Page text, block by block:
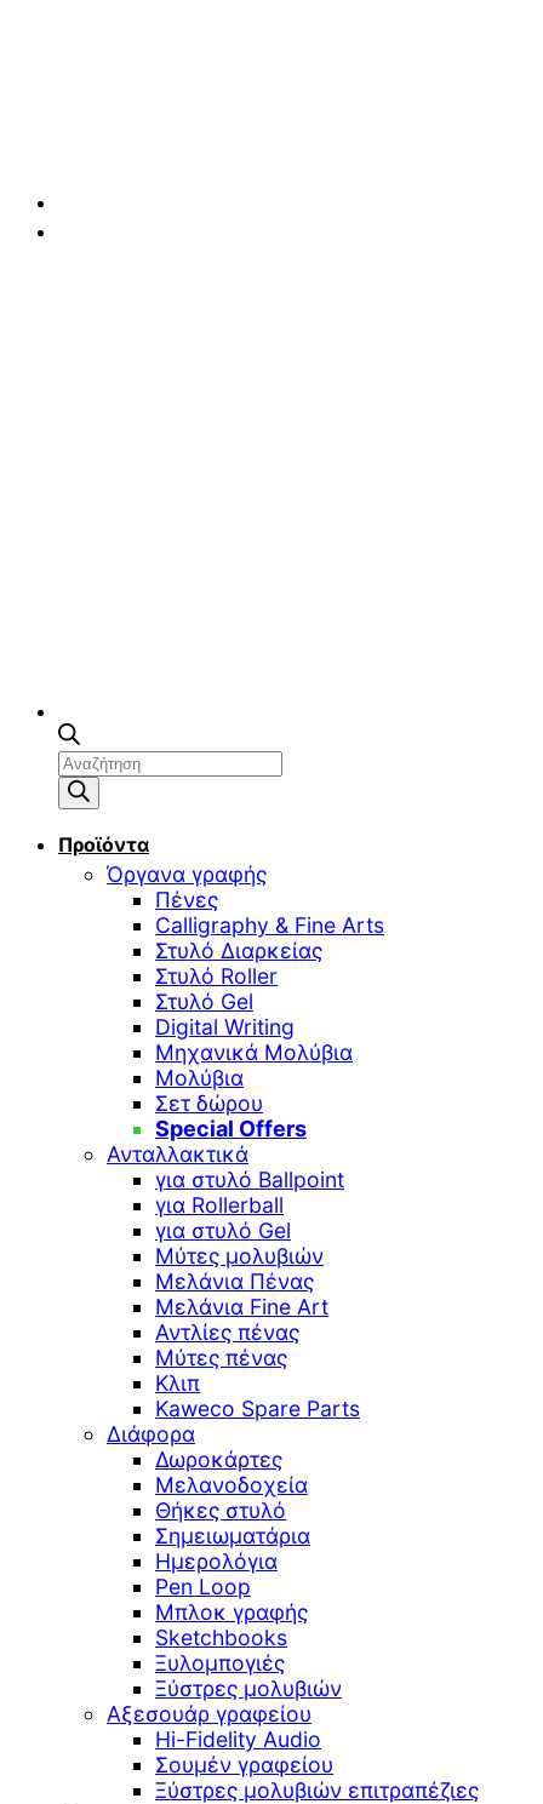
Αναζήτηση
προϊόντων
Προϊόντα
Όργανα γραφής
Πένες
Calligraphy & Fine Arts
Στυλό Διαρκείας
Στυλό Roller
Στυλό Gel
Digital Writing
Μηχανικά Μολύβια
Μολύβια
Σετ δώρου
Special Offers
Ανταλλακτικά
για στυλό Ballpoint
για Rollerball
για στυλό Gel
Μύτες μολυβιών
Μελάνια Πένας
Μελάνια Fine Art
Αντλίες πένας
Μύτες πένας
Κλιπ
Kaweco Spare Parts
Διάφορα
Δωροκάρτες
Μελανοδοχεία
Θήκες στυλό
Σημειωματάρια
Ημερολόγια
Pen Loop
Μπλοκ γραφής
Sketchbooks
Ξυλομπογιές
Ξύστρες μολυβιών
Αξεσουάρ γραφείου
Hi-Fidelity Audio
Σουμέν γραφείου
Ξύστρες μολυβιών επιτραπέζιες